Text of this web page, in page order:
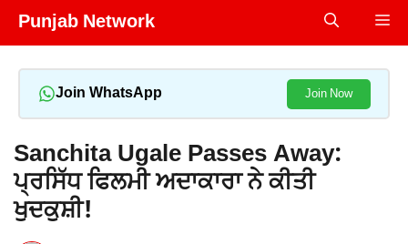
Skip
Punjab Network
Join WhatsApp Join Now
Sanchita Ugale Passes Away:
ਪ੍ਰਸਿੱਧ ਫਿਲਮੀ ਅਦਾਕਾਰਾ ਨੇ ਕੀਤੀ
ਖੁਦਕੁਸ਼ੀ!